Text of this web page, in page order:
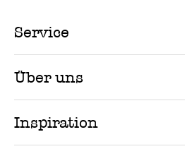
Service
Über uns
Inspiration